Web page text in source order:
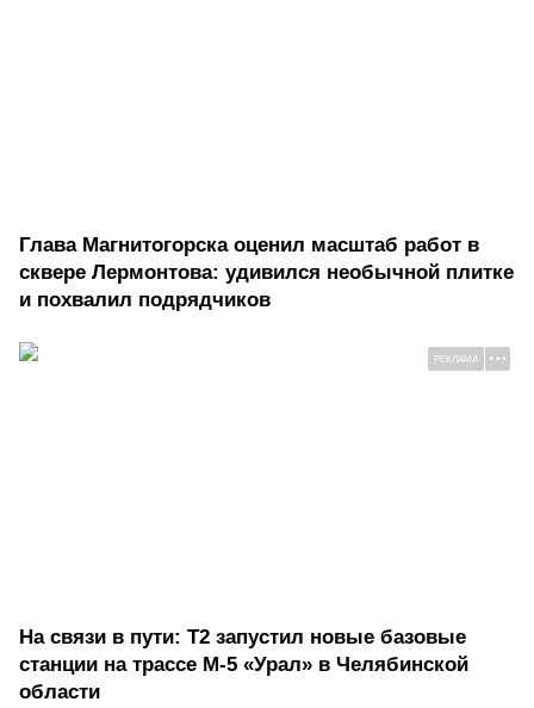
Глава Магнитогорска оценил масштаб работ в
сквере Лермонтова: удивился необычной плитке
и похвалил подрядчиков
РЕКЛАМА
На связи в пути: Т2 запустил новые базовые
станции на трассе М-5 «Урал» в Челябинской
области